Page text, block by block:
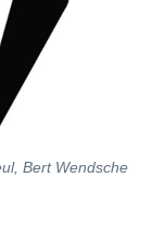
Bert Wendsche